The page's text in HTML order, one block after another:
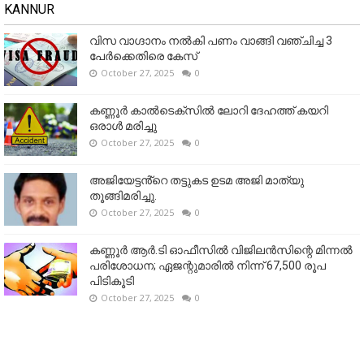
KANNUR
വിസ വാഗ്ദാനം നൽകി പണം വാങ്ങി വഞ്ചിച്ച 3
പേർക്കെതിരെ കേസ്
October 27, 2025 0
കണ്ണൂര്‍ കാല്‍ടെക്‌സില്‍ ലോറി ദേഹത്ത് കയറി
ഒരാള്‍ മരിച്ചു
October 27, 2025 0
അജിയേട്ടൻ്റെ തട്ടുകട ഉടമ അജി മാത്യു
തൂങ്ങിമരിച്ചു.
October 27, 2025 0
കണ്ണൂര്‍ ആര്‍.ടി ഓഫീസില്‍ വിജിലൻസിന്റെ മിന്നല്‍
പരിശോധന; ഏജന്റുമാരില്‍ നിന്ന് 67,500 രൂപ
പിടികൂടി
October 27, 2025 0